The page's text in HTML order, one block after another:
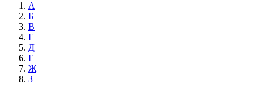
А
Б
В
Г
Д
Е
Ж
З